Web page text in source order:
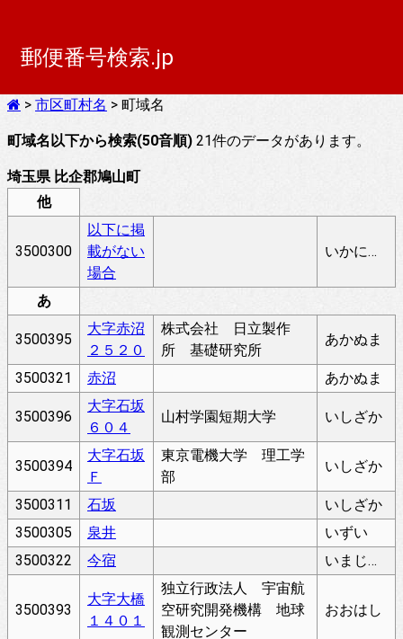
郵便番号検索.jp
> 市区町村名 > 町域名
町域名以下から検索(50音順) 21件のデータがあります。
埼玉県 比企郡鳩山町
他
3500300
以下に掲
載がない
場合
いかにけいさいがないばあい
あ
3500395
大字赤沼
２５２０
株式会社 日立製作
所 基礎研究所
あかぬま
3500321 赤沼 あかぬま
3500396
大字石坂
６０４
山村学園短期大学 いしざか
3500394
大字石坂
Ｆ
東京電機大学 理工学
部
いしざか
3500311 石坂
いしざか
3500305
泉井
いずい
3500322
今宿 いまじゅく
3500393
大字大橋
１４０１
独立行政法人 宇宙航
空研究開発機構 地球
観測センター
おおはし